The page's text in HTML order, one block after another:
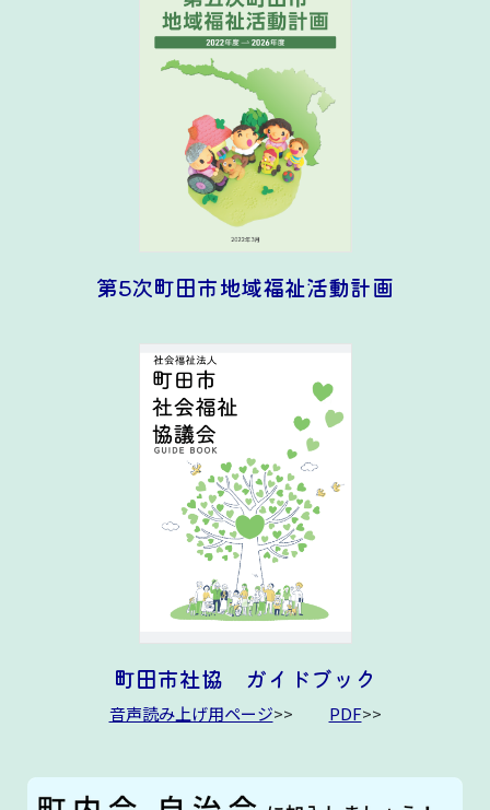
第5次町田市地域福祉活動計画
町田市社協 ガイドブック
音声読み上げ用ページ>> PDF>>